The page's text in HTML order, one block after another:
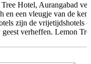
Hotel, Aurangabad
en een vleugje van de
zijn de vrijetijdshotels
geest verheffen. Lemon